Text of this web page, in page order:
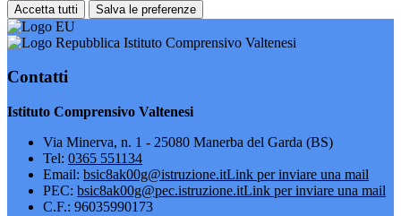
Accetta tutti Salva le preferenze
Istituto Comprensivo Valtenesi
Contatti
Istituto Comprensivo Valtenesi
Via Minerva, n. 1 - 25080 Manerba del Garda (BS)
Tel: 0365 551134
Email: bsic8ak00g@istruzione.itLink per inviare una mail
PEC: bsic8ak00g@pec.istruzione.itLink per inviare una mail
C.F.: 96035990173